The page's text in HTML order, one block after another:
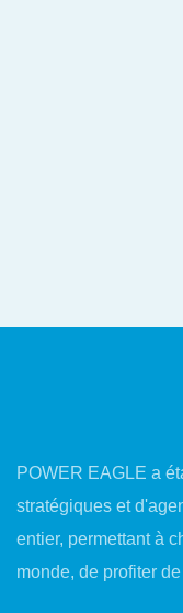
POWER EAGLE a
stratégiques et
entier, permettant à
monde, de profiter